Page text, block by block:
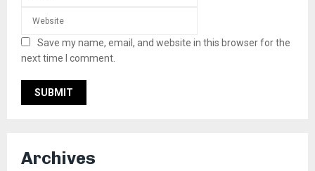
Save my name, email, and website in this browser for the
next time I comment.
Archives